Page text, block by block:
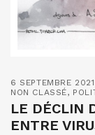
6 SEPTEMBRE 2021
NON CLASSÉ,
LE DÉCLIN
ENTRE